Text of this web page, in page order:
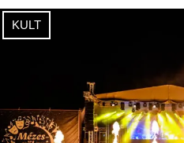
KULT